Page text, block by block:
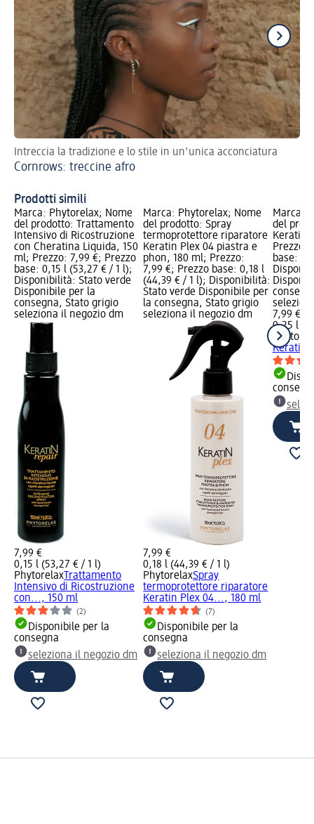
Intreccia la tradizione e lo stile in un'unica acconciatura
Cornrows: treccine afro
Prodotti simili
Marca: Phytorelax; Nome
del prodotto: Trattamento
Intensivo di Ricostruzione
con Cheratina Liquida, 150
ml; Prezzo: 7,99 €; Prezzo
base: 0,15 l (53,27 € / 1 l);
Disponibilità: Stato verde
Disponibile per la
consegna, Stato grigio
seleziona il negozio dm
7,99 €
0,15 l (53,27 € / 1 l)
PhytorelaxTrattamento
Intensivo di Ricostruzione
con..., 150 ml
(2)
Disponibile per la
consegna
seleziona il negozio dm
Marca: Phytorelax; Nome
del prodotto: Spray
termoprotettore riparatore
Keratin Plex 04 piastra e
phon, 180 ml; Prezzo:
7,99 €; Prezzo base: 0,18 l
(44,39 € / 1 l); Disponibilità:
Stato verde Disponibile per
la consegna, Stato grigio
seleziona il negozio dm
7,99 €
0,18 l (44,39 € / 1 l)
PhytorelaxSpray
termoprotettore riparatore
Keratin Plex 04..., 180 ml
(7)
Disponibile per la
consegna
seleziona il negozio dm
Marca:
del
Keratin
Prezzo:
base:
7,99 €
0,25 l
Keratin